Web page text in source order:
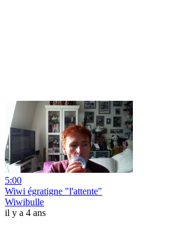
5:00
Wiwi égratigne "l'attente"
Wiwibulle
il y a 4 ans